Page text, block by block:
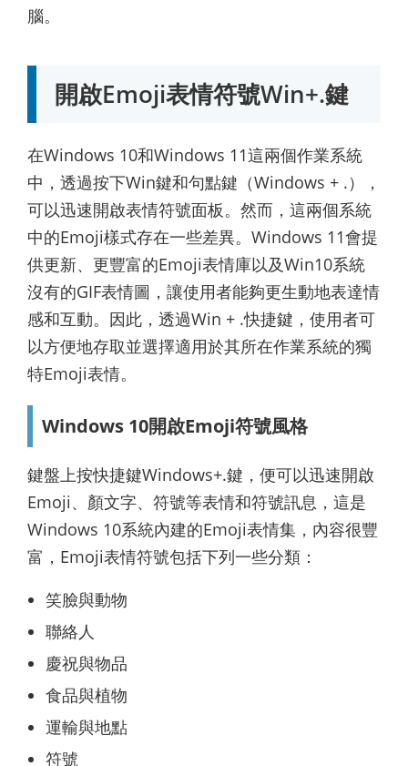
腦。
開啟Emoji表情符號Win+.鍵
在Windows 10和Windows 11這兩個作業系統
中，透過按下Win鍵和句點鍵（Windows + .），
可以迅速開啟表情符號面板。然而，這兩個系統
中的Emoji樣式存在一些差異。Windows 11會提
供更新、更豐富的Emoji表情庫以及Win10系統
沒有的GIF表情圖，讓使用者能夠更生動地表達情
感和互動。因此，透過Win + .快捷鍵，使用者可
以方便地存取並選擇適用於其所在作業系統的獨
特Emoji表情。
Windows 10開啟Emoji符號風格
鍵盤上按快捷鍵Windows+.鍵，便可以迅速開啟
Emoji、顏文字、符號等表情和符號訊息，這是
Windows 10系統內建的Emoji表情集，內容很豐
富，Emoji表情符號包括下列一些分類：
笑臉與動物
聯絡人
慶祝與物品
食品與植物
運輸與地點
符號